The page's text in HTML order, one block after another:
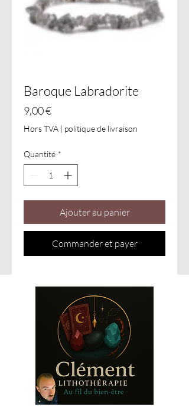
Baroque Labradorite
9,00 €Prix
Hors TVA | politique de livraison
Quantité *
Ajouter au panier
Commander et payer